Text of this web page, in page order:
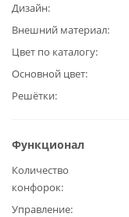
Дизайн
Внешний материал
Цвет по каталогу
Основной цвет
Решётки
Функционал
Количество
конфорок
Управление